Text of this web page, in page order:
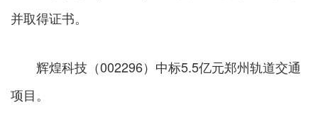
并取得证书。
辉煌科技（002296）中标5.5亿元郑州轨道交通
项目。